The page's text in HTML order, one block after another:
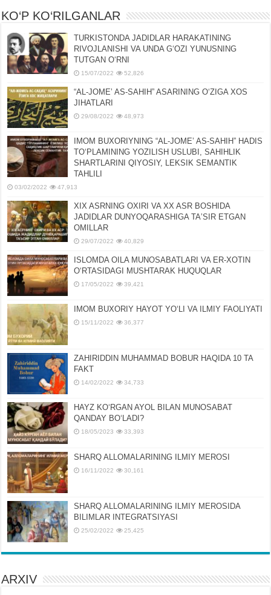
KO‘P KO‘RILGANLAR
TURKISTONDA JADIDLAR HARAKATINING
RIVOJLANISHI VA UNDA GʻOZI YUNUSNING
TUTGAN OʻRNI
15/07/2022 52,826
“AL-JOMEʼ AS-SAHIH” ASARINING OʻZIGA XOS
JIHATLARI
29/08/2022 48,973
IMOM BUXORIYNING “AL-JOMEʼ AS-SAHIH” HADIS
TOʻPLAMINING YOZILISH USLUBI, SAHIHLIK
SHARTLARINI QIYOSIY, LЕKSIK SЕMANTIK
TAHLILI
03/02/2022 47,913
XIX ASRNING OXIRI VA XX ASR BOSHIDA
JADIDLAR DUNYOQARASHIGA TAʼSIR ETGAN
OMILLAR
29/07/2022 40,829
ISLOMDA OILA MUNOSABATLARI VA ER-XOTIN
OʻRTASIDAGI MUSHTARAK HUQUQLAR
17/05/2022 39,421
IMOM BUXORIY HAYOT YOʻLI VA ILMIY FAOLIYATI
15/11/2022 36,377
ZAHIRIDDIN MUHAMMAD BOBUR HAQIDA 10 TA
FAKT
14/02/2022 34,733
HAYZ KOʻRGAN AYOL BILAN MUNOSABAT
QANDAY BOʻLADI?
18/05/2023 33,393
SHARQ ALLOMALARINING ILMIY MEROSI
16/11/2022 30,161
SHARQ ALLOMALARINING ILMIY MЕROSIDA
BILIMLAR INTЕGRATSIYASI
25/02/2022 25,425
ARXIV